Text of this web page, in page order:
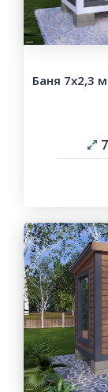
Баня 7х2,3